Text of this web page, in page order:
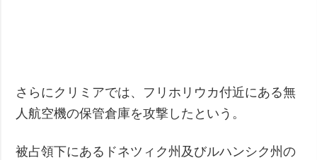
さらにクリミアでは、フリホリウカ付近にある無
人航空機の保管倉庫を攻撃したという。
被占領下にあるドネツィク州及びルハンシク州の